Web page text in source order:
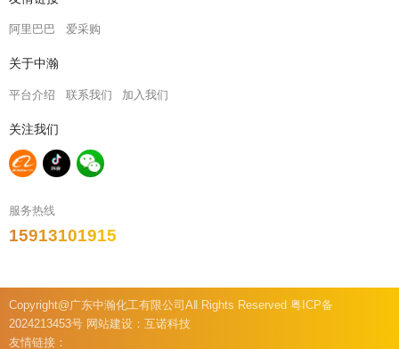
阿里巴巴 爱采购
关于中瀚
平台介绍 联系我们 加入我们
关注我们
服务热线
15913101915
Copyright@广东中瀚化工有限公司A‖ Rights Reserved 粤ICP备
2024213453号 网站建设 ： 互诺科技
友情链接：